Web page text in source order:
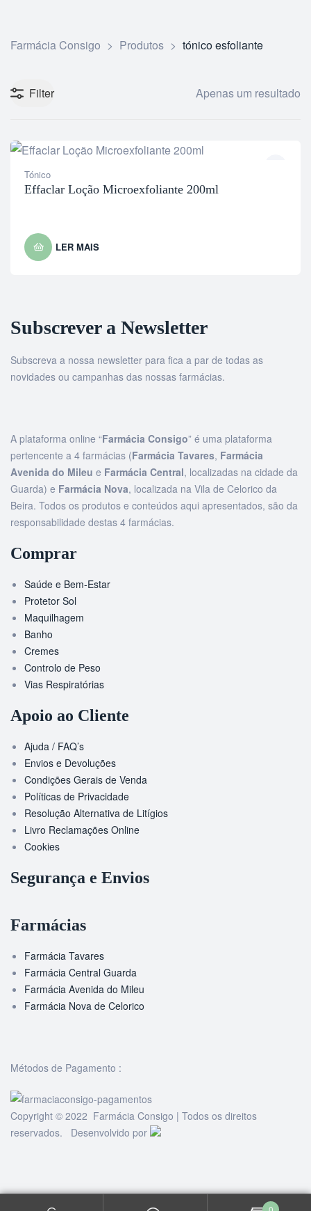
Farmácia Consigo > Produtos > tónico esfoliante
Filter Apenas um resultado
Tónico
Effaclar Loção Microexfoliante 200ml
LER MAIS
Subscrever a Newsletter
Subscreva a nossa newsletter para fica a par de todas as
novidades ou campanhas das nossas farmácias.
A plataforma online “Farmácia Consigo” é uma plataforma
pertencente a 4 farmácias (Farmácia Tavares, Farmácia
Avenida do Mileu e Farmácia Central, localizadas na cidade da
Guarda) e Farmácia Nova, localizada na Vila de Celorico da
Beira. Todos os produtos e conteúdos aqui apresentados, são da
responsabilidade destas 4 farmácias.
Comprar
Saúde e Bem-Estar
Protetor Sol
Maquilhagem
Banho
Cremes
Controlo de Peso
Vias Respiratórias
Apoio ao Cliente
Ajuda / FAQ’s
Envios e Devoluções
Condições Gerais de Venda
Políticas de Privacidade
Resolução Alternativa de Litígios
Livro Reclamações Online
Cookies
Segurança e Envios
Farmácias
Farmácia Tavares
Farmácia Central Guarda
Farmácia Avenida do Mileu
Farmácia Nova de Celorico
Métodos de Pagamento :
Copyright © 2022 Farmácia Consigo | Todos os direitos
reservados. Desenvolvido por